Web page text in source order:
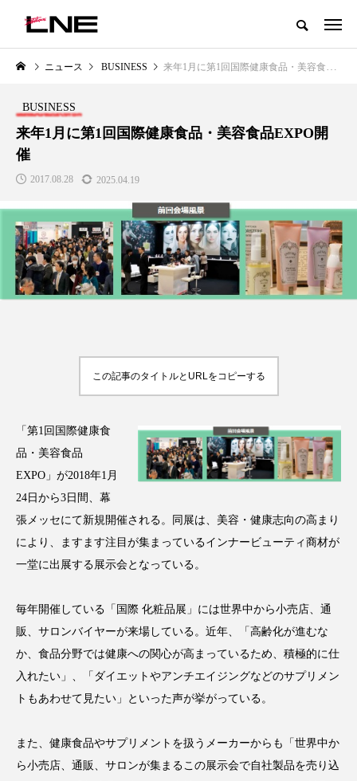
グローバルビューティ＆ヘルスケアビジネス誌
LIFESTYLE
SNSの「加工顔」と美容医療｜AI
がもたらす可能性とこれから
BUSINESS
GWI調査から読み解く2030年の
都市型スパ――身近なウェルネ
FEATURED 注目の企画
TAG LIST タグ一覧
Gemini Instagram SaaS SNS
TikTok アスタキサンチン
インタビュー インナービューティー 冷え
ニュース BUSINESS 来年1月に第1回国際健康食品・美容食品EXPO開催
BUSINESS
来年1月に第1回国際健康食品・美容食品EXPO開
催
2017.08.28 2025.04.19
この記事のタイトルとURLをコピーする
「第1回国際健康食
品・美容食品
EXPO」が2018年1月
24日から3日間、幕
張メッセにて新規開催される。同展は、美容・健康志向の高まり
により、ますます注目が集まっているインナービューティ商材が
一堂に出展する展示会となっている。
毎年開催している「国際 化粧品展」には世界中から小売店、通
販、サロンバイヤーが来場している。近年、「高齢化が進むな
か、食品分野では健康への関心が高まっているため、積極的に仕
入れたい」、「ダイエットやアンチエイジングなどのサプリメン
トもあわせて見たい」といった声が挙がっている。
また、健康食品やサプリメントを扱うメーカーからも「世界中か
ら小売店、通販、サロンが集まるこの展示会で自社製品を売り込